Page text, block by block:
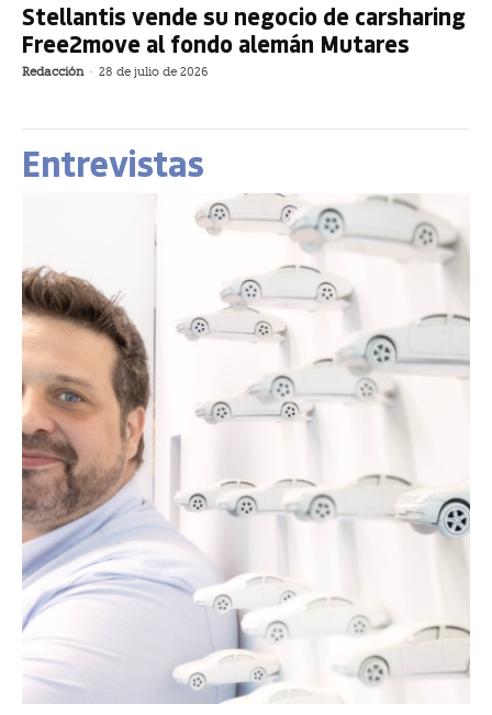
Stellantis vende su negocio de carsharing
Free2move al fondo alemán Mutares
Redacción - 28 de julio de 2026
Entrevistas